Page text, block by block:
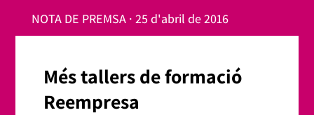
NOTA DE PREMSA · 25 d'abril de 2016
Més tallers de formació
Reempresa